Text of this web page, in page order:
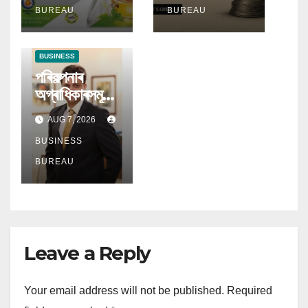
ক্ৰমবৰ্ধমান চাহিদা
BUREAU
আহ্বান ডিএছপি
মিউচুৱেল ফাণ্ডৰ
BUREAU
BUSINESS
পৰিকল্পনাৰ
অগ্ৰাধিকাৰসমূহ
বিকশিত হোৱাৰ
লগে লগে
অৱসৰকালীন
উপাৰ্জনে লাভ
কৰিছে প্ৰধান
AUG 7, 2026
BUSINESS
BUREAU
Leave a Reply
Your email address will not be published. Required